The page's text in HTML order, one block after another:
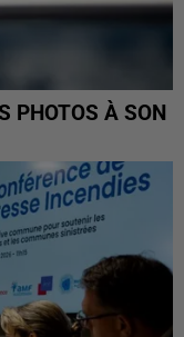
PHOTOS À SON